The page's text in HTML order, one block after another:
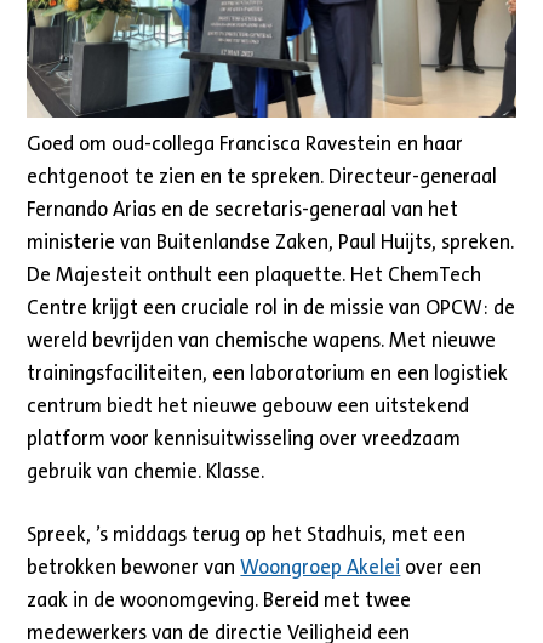
Goed om oud-collega Francisca Ravestein en haar
echtgenoot te zien en te spreken. Directeur-generaal
Fernando Arias en de secretaris-generaal van het
ministerie van Buitenlandse Zaken, Paul Huijts, spreken.
De Majesteit onthult een plaquette. Het ChemTech
Centre krijgt een cruciale rol in de missie van OPCW: de
wereld bevrijden van chemische wapens. Met nieuwe
trainingsfaciliteiten, een laboratorium en een logistiek
centrum biedt het nieuwe gebouw een uitstekend
platform voor kennisuitwisseling over vreedzaam
gebruik van chemie. Klasse.
Spreek, ’s middags terug op het Stadhuis, met een
betrokken bewoner vanWoongroep Akelei over een
zaak in de woonomgeving. Bereid met twee
medewerkers van de directie Veiligheid een